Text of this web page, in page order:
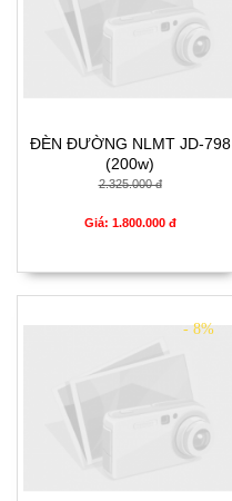
ĐÈN ĐƯỜNG NLMT JD-798
(200w)
2.325.000 đ
Giá: 1.800.000 đ
- 8%